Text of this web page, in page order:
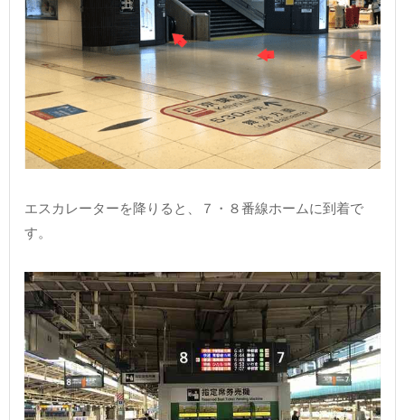
エスカレーターを降りると、７・８番線ホームに到着で
す。